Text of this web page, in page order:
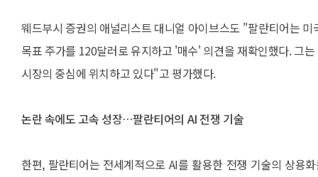
웨드부시 증권의 애널리스트 대니얼 아이브스도 "팔란티어는
목표 주가를 120달러로 유지하고 '매수' 의견을 재확인했다. 그
시장의 중심에 위치하고 있다"고 평가했다.
논란 속에도 고속 성장…팔란티어의 AI 전쟁 기술
한편, 팔란티어는 전세계적으로 AI를 활용한 전쟁 기술의 상용